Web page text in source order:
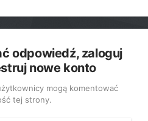
odpowiedź, zaloguj
nowe konto
mogą komentować
tej strony.